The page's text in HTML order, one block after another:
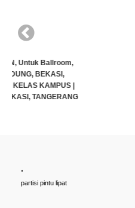
HOTEL, Ruang Meeting Dll,
.
partisi pintu lipat